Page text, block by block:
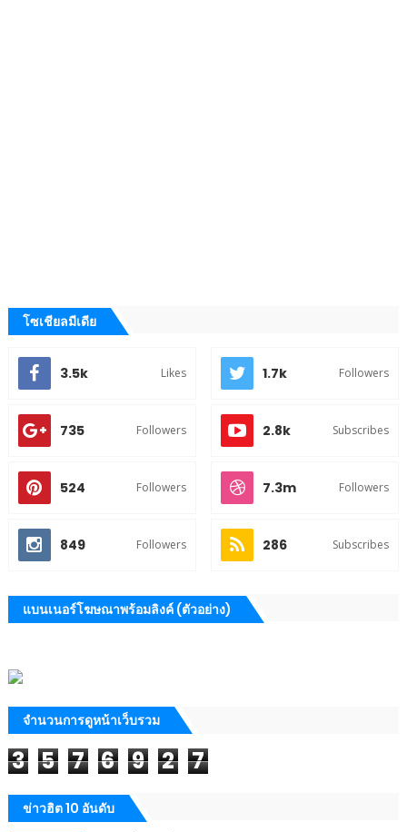
โซเชียลมีเดีย
3.5k Likes 1.7k Followers
735 Followers 2.8k Subscribes
524 Followers 7.3m Followers
849 Followers 286 Subscribes
แบนเนอร์โฆษณาพร้อมลิงค์ (ตัวอย่าง)
จำนวนการดูหน้าเว็บรวม
3 5 7 6 9 2 7
ข่าวฮิต 10 อันดับ